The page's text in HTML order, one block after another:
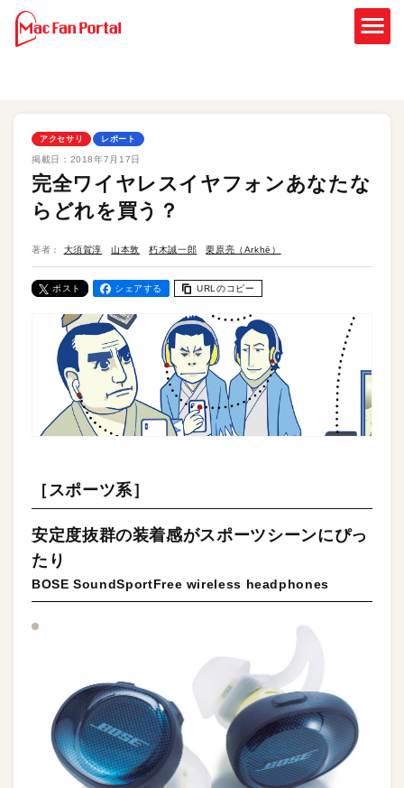
アクセサリ レポート
掲載日： 2018年7月17日
完全ワイヤレスイヤフォンあなたな
らどれを買う？
著者： 大須賀淳 山本敦 朽木誠一郎 栗原亮（Arkhē）
ポスト シェアする URLのコピー
［スポーツ系］
安定度抜群の装着感がスポーツシーンにぴっ
たり
BOSE SoundSportFree wireless headphones